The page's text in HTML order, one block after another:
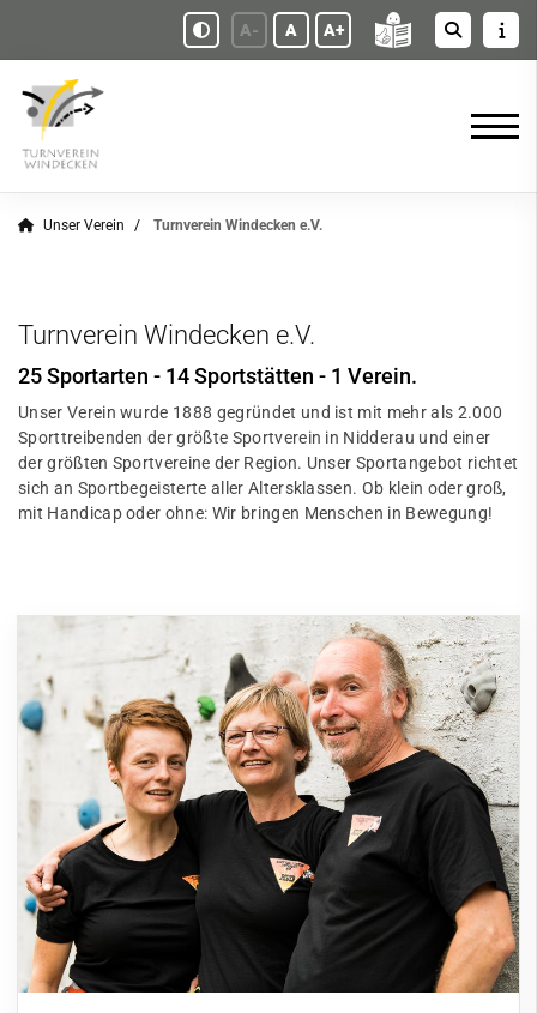
A- A A+
Unser Verein Turnverein Windecken e.V.
Turnverein Windecken e.V.
25 Sportarten - 14 Sportstätten - 1 Verein.
Unser Verein wurde 1888 gegründet und ist mit mehr als 2.000
Sporttreibenden der größte Sportverein in Nidderau und einer
der größten Sportvereine der Region. Unser Sportangebot richtet
sich an Sportbegeisterte aller Altersklassen. Ob klein oder groß,
mit Handicap oder ohne: Wir bringen Menschen in Bewegung!